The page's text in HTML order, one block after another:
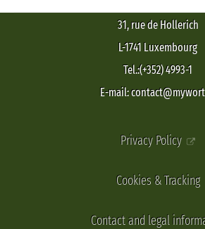
31, rue de Hollerich
L-1741 Luxembourg
Tel.:(+352) 4993-1
E-mail:
Privacy Policy
Cookies & Tracking
Contact and legal